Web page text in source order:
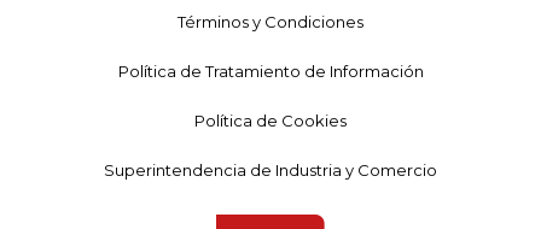
Términos y Condiciones
Política de Tratamiento de Información
Política de Cookies
Superintendencia de Industria y Comercio